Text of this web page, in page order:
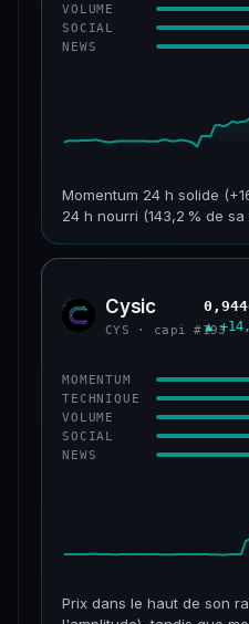
VOLUME
SOCIAL
NEWS
Momentum 24 h solide
24 h nourri (143,2 % de
CAP. MARCHÉ
VAR. 7 J
VS ATH
−42,1 %
CONFIANCE
CYS Cysic
CYS · capi #193
▲
MOMENTUM
TECHNIQUE
VOLUME
SOCIAL
NEWS
Prix dans le haut de son